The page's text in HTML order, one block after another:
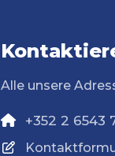
Alle unsere
+352 2 6543